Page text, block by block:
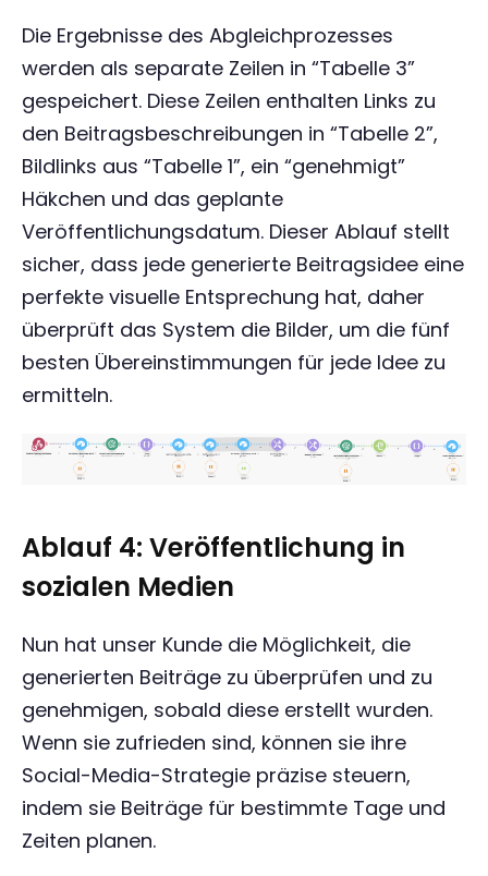
Die Ergebnisse des Abgleichprozesses
werden als separate Zeilen in “Tabelle 3”
gespeichert. Diese Zeilen enthalten Links zu
den Beitragsbeschreibungen in “Tabelle 2”,
Bildlinks aus “Tabelle 1”, ein “genehmigt”
Häkchen und das geplante
Veröffentlichungsdatum. Dieser Ablauf stellt
sicher, dass jede generierte Beitragsidee eine
perfekte visuelle Entsprechung hat, daher
überprüft das System die Bilder, um die fünf
besten Übereinstimmungen für jede Idee zu
ermitteln.
Ablauf 4: Veröffentlichung in
sozialen Medien
Nun hat unser Kunde die Möglichkeit, die
generierten Beiträge zu überprüfen und zu
genehmigen, sobald diese erstellt wurden.
Wenn sie zufrieden sind, können sie ihre
Social-Media-Strategie präzise steuern,
indem sie Beiträge für bestimmte Tage und
Zeiten planen.